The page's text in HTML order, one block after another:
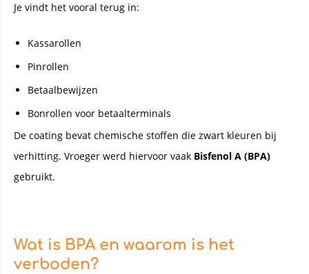
Je vindt het vooral terug in:
Kassarollen
Pinrollen
Betaalbewijzen
Bonrollen voor betaalterminals
De coating bevat chemische stoffen die zwart kleuren bij
verhitting. Vroeger werd hiervoor vaak Bisfenol A (BPA)
gebruikt.
Wat is BPA en waarom is het
verboden?